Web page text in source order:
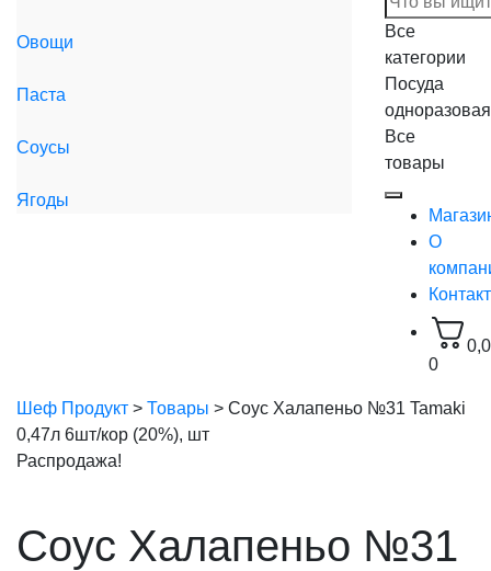
Овощи
Паста
Соусы
Ягоды
Все
категории
Посуда
одноразовая
Все
товары
О
0
Шеф Продукт > Товары > Соус Халапеньо №31 Tamaki
0,47л 6шт/кор (20%), шт
Распродажа!
Соус Халапеньо №31